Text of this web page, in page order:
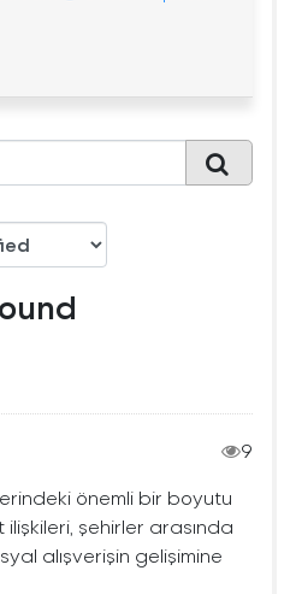
9
önemli bir boyutu
şehirler arasında
alışverişin gelişimine